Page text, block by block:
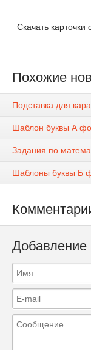
Скачать
Похожие
Подставка для
Шаблон буквы А
Задания по
Шаблоны буквы Б
Добавление